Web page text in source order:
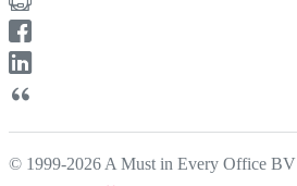
© 1999-2026 A Must in Every Office BV